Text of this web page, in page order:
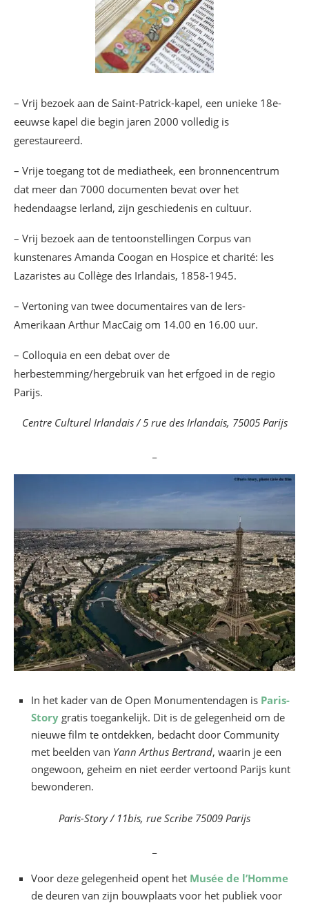
– Vrij bezoek aan de Saint-Patrick-kapel, een unieke 18e-
eeuwse kapel die begin jaren 2000 volledig is
gerestaureerd.
– Vrije toegang tot de mediatheek, een bronnencentrum
dat meer dan 7000 documenten bevat over het
hedendaagse Ierland, zijn geschiedenis en cultuur.
– Vrij bezoek aan de tentoonstellingen Corpus van
kunstenares Amanda Coogan en Hospice et charité: les
Lazaristes au Collège des Irlandais, 1858-1945.
– Vertoning van twee documentaires van de Iers-
Amerikaan Arthur MacCaig om 14.00 en 16.00 uur.
– Colloquia en een debat over de
herbestemming/hergebruik van het erfgoed in de regio
Parijs.
Centre Culturel Irlandais / 5 rue des Irlandais, 75005 Parijs
In het kader van de Open Monumentendagen is Paris-
Story gratis toegankelijk. Dit is de gelegenheid om de
nieuwe film te ontdekken, bedacht door Community
met beelden van Yann Arthus Bertrand, waarin je een
ongewoon, geheim en niet eerder vertoond Parijs kunt
bewonderen.
Paris-Story / 11bis, rue Scribe 75009 Parijs
Voor deze gelegenheid opent het Musée de l’Homme
de deuren van zijn bouwplaats voor het publiek voor